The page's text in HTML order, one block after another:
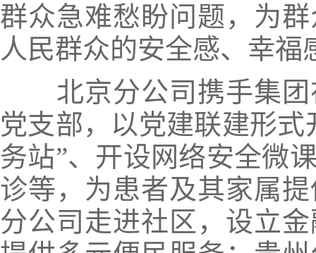
群众急难愁盼问题，为
人民群众的安全感、幸福
北京分公司携手集
党支部，以党建联建形
务站”、开设网络安全微
诊等，为患者及其家属
分公司走进社区，设立